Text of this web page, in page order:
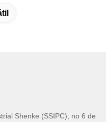
Shenke (SSIPC), no 6 de